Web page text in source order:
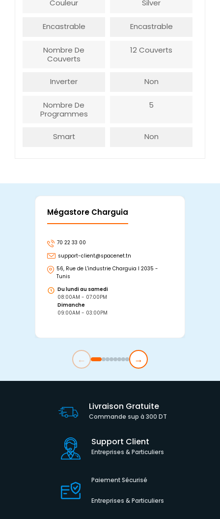
Couleur Silver
Encastrable Encastrable
Nombre De
Couverts
12 Couverts
Inverter Non
Nombre De
Programmes
5
Smart Non
Mégastore Charguia
70 22 33 00
support-client@spacenet.tn
56, Rue de L'industrie Charguia I 2035 -
Tunis
Du lundi au samedi
08:00AM - 07:00PM
Dimanche
09:00AM - 03:00PM
← →
Livraison Gratuite
Commande sup à 300 DT
Support Client
Entreprises & Particuliers
Paiement Sécurisé
Entreprises & Particuliers